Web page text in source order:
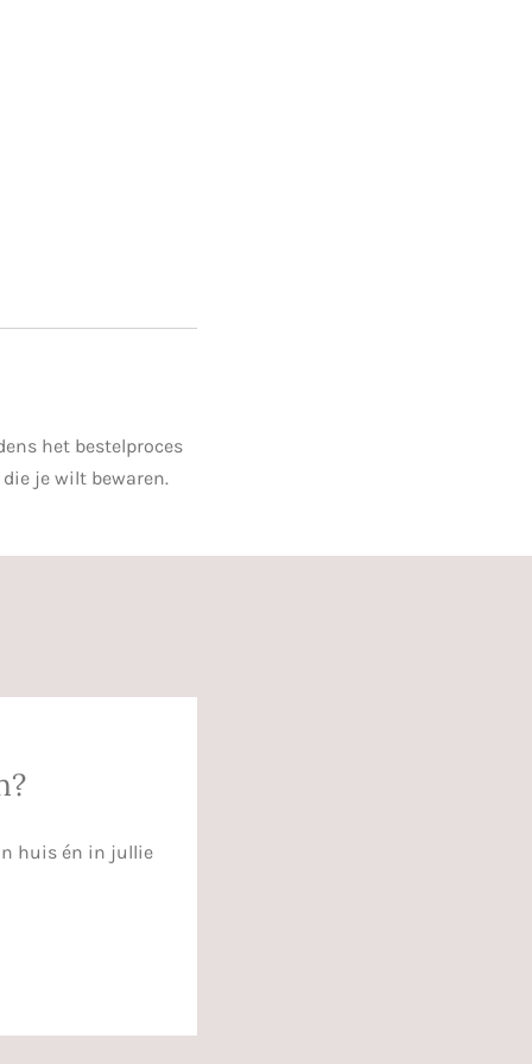
het bestelproces
je wilt bewaren.
huis én in jullie